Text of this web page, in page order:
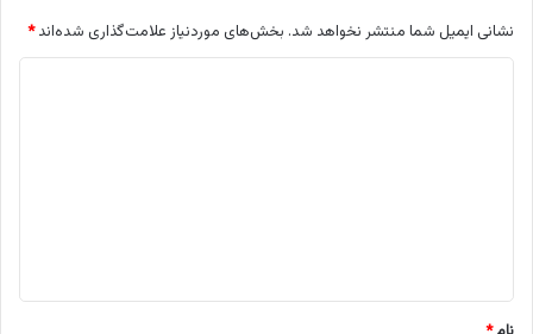
نشانی ایمیل شما منتشر نخواهد شد. بخش‌های موردنیاز علامت‌گذاری شده‌اند*